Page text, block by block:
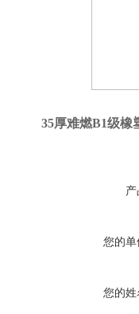
35厚难燃B1级橡
您的单
您的姓